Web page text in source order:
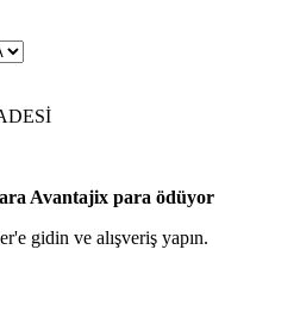
Avantajix para ödüyor
gidin ve alışveriş yapın.